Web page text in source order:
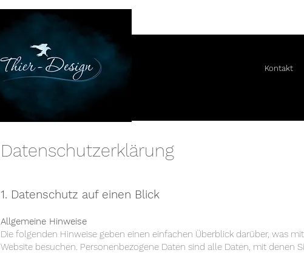
Kontakt
Datenschutzerklärung
1. Datenschutz auf einen Blick
Allgemeine Hinweise
Die folgenden Hinweise geben einen einfachen Überblick darüber, was
Website besuchen. Personenbezogene Daten sind alle Daten, mit denen